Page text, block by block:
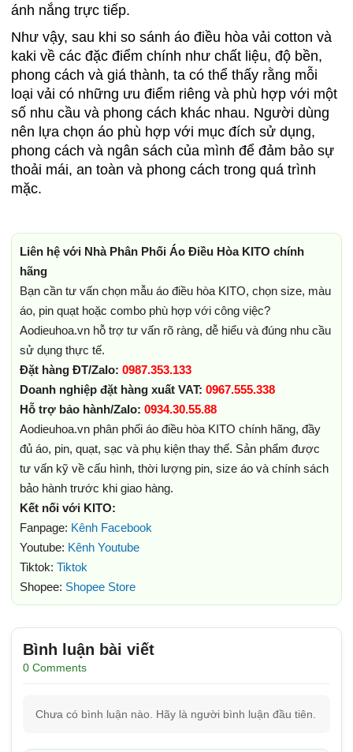
ánh nắng trực tiếp.
Như vậy, sau khi so sánh áo điều hòa vải cotton và
kaki về các đặc điểm chính như chất liệu, độ bền,
phong cách và giá thành, ta có thể thấy rằng mỗi
loại vải có những ưu điểm riêng và phù hợp với một
số nhu cầu và phong cách khác nhau. Người dùng
nên lựa chọn áo phù hợp với mục đích sử dụng,
phong cách và ngân sách của mình để đảm bảo sự
thoải mái, an toàn và phong cách trong quá trình
mặc.
Liên hệ với Nhà Phân Phối Áo Điều Hòa KITO chính
hãng
Bạn cần tư vấn chọn mẫu áo điều hòa KITO, chọn size, màu
áo, pin quạt hoặc combo phù hợp với công việc?
Aodieuhoa.vn hỗ trợ tư vấn rõ ràng, dễ hiểu và đúng nhu cầu
sử dụng thực tế.
Đặt hàng ĐT/Zalo: 0987.353.133
Doanh nghiệp đặt hàng xuất VAT: 0967.555.338
Hỗ trợ bảo hành/Zalo: 0934.30.55.88
Aodieuhoa.vn phân phối áo điều hòa KITO chính hãng, đầy
đủ áo, pin, quạt, sạc và phụ kiện thay thế. Sản phẩm được
tư vấn kỹ về cấu hình, thời lượng pin, size áo và chính sách
bảo hành trước khi giao hàng.
Kết nối với KITO:
Fanpage: Kênh Facebook
Youtube: Kênh Youtube
Tiktok: Tiktok
Shopee: Shopee Store
Bình luận bài viết
0 Comments
Chưa có bình luận nào. Hãy là người bình luận đầu tiên.